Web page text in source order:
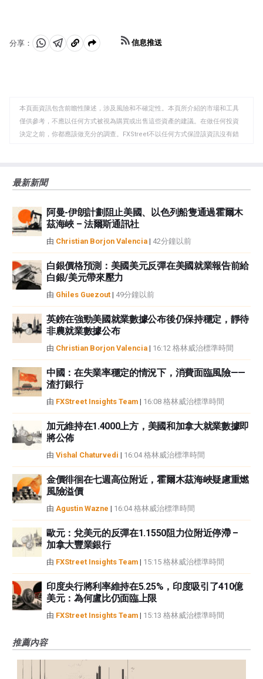
分享：
分 分 複
板
信息推送
本頁面資訊包含前瞻性陳述，涉及風險和不確定性。本頁所介紹的市場和工具
僅供參考，不應以任何方式被視為購買或出售這些資產的建議。在做任何投資
決定之前，你都應該做充分的調查。FXStreet不以任何方式保證該資訊沒有錯
觀點，並不代表FXStreet或其廣告商的官方政策或立場。作者不對本頁連結的
如果文章正文中沒有明確提到，在撰寫本文時，作者在本文中提到的任何股票
中都沒有頭寸，也沒有與文中提到的任何公司有業務關係。除了FXStreet，作
者沒有收到撰寫這篇文章的報酬。
性不作任何陳述。FXStreet和作者將不承擔任何錯誤，遺漏或任何損失，傷害
或損害由此資訊及其顯示或使用引起的。錯誤和遺漏除外。本文作者和
FXStreet並非註冊投資顧問，本文內容無意提供任何投資建議。
最新新聞
阿曼-伊朗計劃阻止美國、以色列船隻通過霍爾木
茲海峽 – 法爾斯通訊社
由 Christian Borjon Valencia | 42分鐘以前
白銀價格預測：美國美元反彈在美國就業報告前給
白銀/美元帶來壓力
由 Ghiles Guezout | 49分鐘以前
英鎊在強勁美國就業數據公布後仍保持穩定，靜待
非農就業數據公布
由 Christian Borjon Valencia | 16:12 格林威治標準時間
中國：在失業率穩定的情況下，消費面臨風險——
渣打銀行
由 FXStreet Insights Team | 16:08 格林威治標準時間
加元維持在1.4000上方，美國和加拿大就業數據即
將公佈
由 Vishal Chaturvedi | 16:04 格林威治標準時間
金價徘徊在七週高位附近，霍爾木茲海峽疑慮重燃
風險溢價
由 Agustin Wazne | 16:04 格林威治標準時間
歐元：兌美元的反彈在1.1550阻力位附近停滯 –
加拿大豐業銀行
由 FXStreet Insights Team | 15:15 格林威治標準時間
印度央行將利率維持在5.25%，印度吸引了410億
美元：為何盧比仍面臨上限
由 FXStreet Insights Team | 15:13 格林威治標準時間
推薦內容